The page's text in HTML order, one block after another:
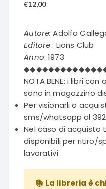
€12,00
Autore: Adolfo
Editore: Lions Club
Anno: 1973
NOTA BENE: i libri
sono in magazzino
Per visionarli o
sms/whatsapp al 392
Nel caso di acquisto
disponibili per ritiro/
lavorativi
📚 La libreria è